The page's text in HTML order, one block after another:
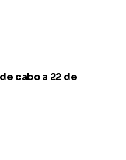
cabo a 22 de